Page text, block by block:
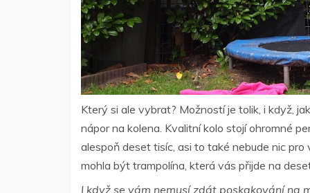
Který si ale vybrat? Možností je tolik, i když,
nápor na kolena. Kvalitní kolo stojí ohromné
alespoň deset tisíc, asi to také nebude nic
mohla být trampolína, která vás přijde na
I když se vám nemusí zdát poskakování na